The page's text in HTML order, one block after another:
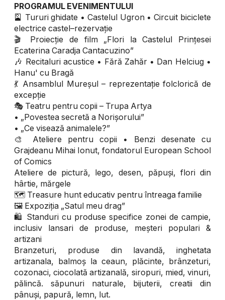
PROGRAMUL EVENIMENTULUI
🎴 Tururi ghidate • Castelul Ugron • Circuit biciclete
electrice castel–rezervație
🎬 Proiecție de film „Flori la Castelul Prințesei
Ecaterina Caradja Cantacuzino”
🎶 Recitaluri acustice • Fără Zahăr • Dan Helciug •
Hanu' cu Bragă
💃 Ansamblul Mureșul – reprezentație folclorică de
excepție
🎭 Teatru pentru copii – Trupa Artya
• „Povestea secretă a Norișorului”
• „Ce visează animalele?”
🎨 Ateliere pentru copii • Benzi desenate cu
Grajdeanu Mihai Ionut, fondatorul European School
of Comics
Ateliere de pictură, lego, desen, păpuși, flori din
hârtie, mărgele
🗺️ Treasure hunt educativ pentru întreaga familie
🖼️ Expoziția „Satul meu drag”
🛍️ Standuri cu produse specifice zonei de campie,
inclusiv lansari de produse, meșteri populari &
artizani
Branzeturi, produse din lavandă, inghetata
artizanala, balmoș la ceaun, plăcinte, brânzeturi,
cozonaci, ciocolată artizanală, siropuri, mied, vinuri,
pălincă. săpunuri naturale, bijuterii, creatii din
pânuși, papură, lemn, lut.